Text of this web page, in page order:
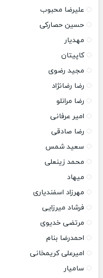
علیرضا محبوب
حسین حصارکی
مهدیار
کاپیتان
مجید رضوی
رضا رضانژاد
رضا مرانلو
امیر عرفانی
رضا صادقی
سعید شمس
محمد زینعلی
میهاد
مهرزاد اسفندیاری
فرشاد میرزایی
مرتضی خدیوی
احمدرضا بنام
امیرعلی کریمخانی
سامیار